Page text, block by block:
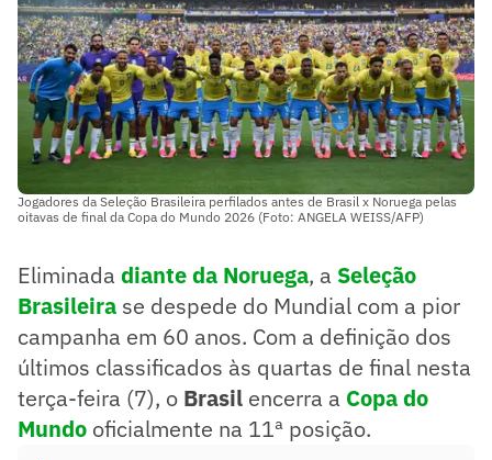
Jogadores da Seleção Brasileira perfilados antes de Brasil x Noruega pelas
oitavas de final da Copa do Mundo 2026 (Foto: ANGELA WEISS/AFP)
Eliminada diante da Noruega, a Seleção
Brasileira se despede do Mundial com a pior
campanha em 60 anos. Com a definição dos
últimos classificados às quartas de final nesta
terça-feira (7), o Brasil encerra a Copa do
Mundo oficialmente na 11ª posição.